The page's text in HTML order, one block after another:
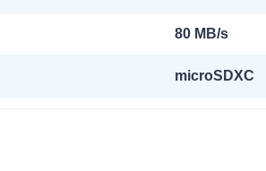
80 MB/s
microSDXC